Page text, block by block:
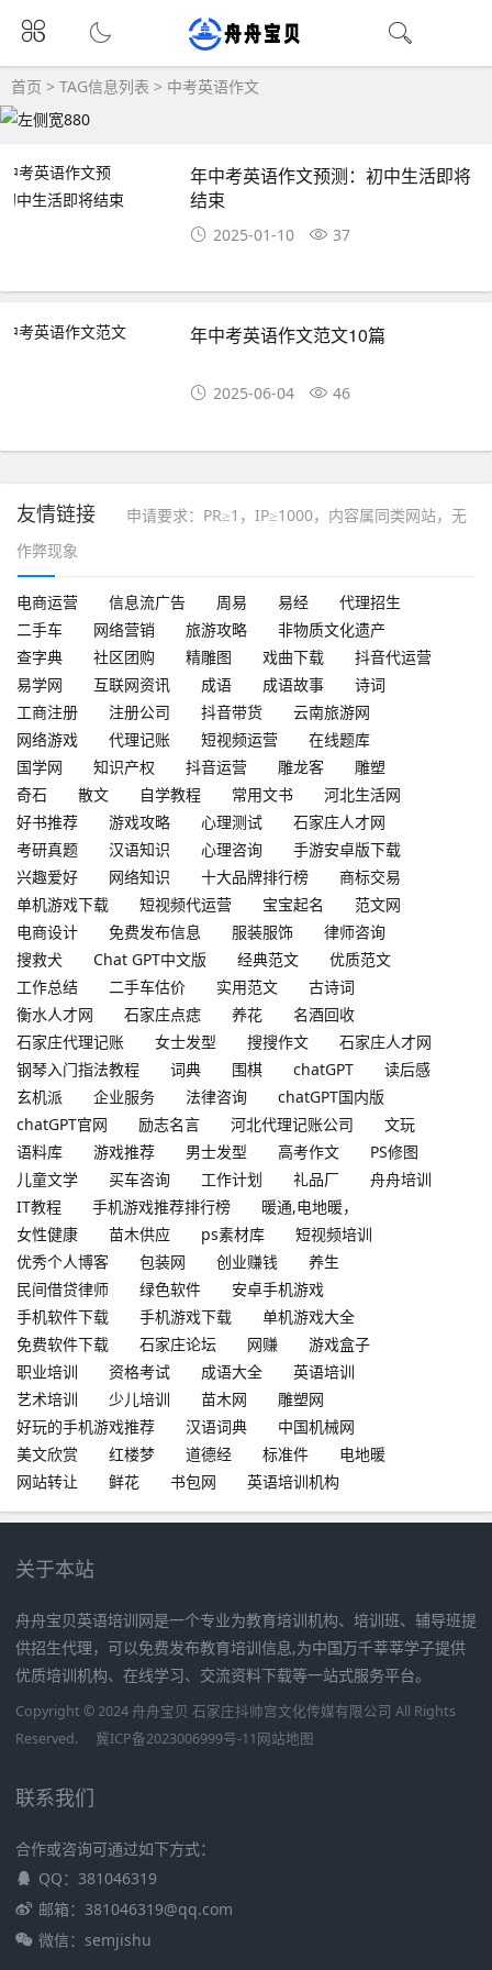
首页 > TAG信息列表 > 中考英语作文
年中考英语作文预测：初中生活即将
结束
2025-01-10 37
年中考英语作文范文10篇
2025-06-04 46
友情链接
申请要求：PR≥1，IP≥1000，内容属同类网站，无
作弊现象
电商运营 信息流广告 周易 易经
代理招生
二手车
网络营销 旅游攻略
非物质文化遗产
查字典
社区团购 精雕图 戏曲下载
抖音代运营
易学网
互联网资讯 成语 成语故事
诗词
工商注册
注册公司 抖音带货
云南旅游网
网络游戏
代理记账 短视频运营
在线题库
国学网
知识产权 抖音运营 雕龙客
雕塑
奇石
散文 自学教程 常用文书
河北生活网
好书推荐
游戏攻略 心理测试
石家庄人才网
考研真题
汉语知识 心理咨询
手游安卓版下载
兴趣爱好
网络知识 十大品牌排行榜
商标交易
单机游戏下载
短视频代运营 宝宝起名
范文网
电商设计
免费发布信息 服装服饰
律师咨询
搜救犬
Chat GPT中文版 经典范文
优质范文
工作总结
二手车估价 实用范文
古诗词
衡水人才网
石家庄点痣 养花
名酒回收
石家庄代理记账
女士发型 搜搜作文
石家庄人才网
钢琴入门指法教程
词典 围棋 chatGPT
读后感
玄机派
企业服务 法律咨询
chatGPT国内版
chatGPT官网
励志名言 河北代理记账公司
文玩
语料库
游戏推荐 男士发型 高考作文
PS修图
儿童文学
买车咨询 工作计划 礼品厂
舟舟培训
IT教程
手机游戏推荐排行榜
暖通,电地暖，
女性健康
苗木供应 ps素材库
短视频培训
优秀个人博客
包装网 创业赚钱
养生
民间借贷律师
绿色软件
安卓手机游戏
手机软件下载
手机游戏下载
单机游戏大全
免费软件下载
石家庄论坛 网赚
游戏盒子
职业培训
资格考试 成语大全
英语培训
艺术培训
少儿培训 苗木网
雕塑网
好玩的手机游戏推荐
汉语词典
中国机械网
美文欣赏
红楼梦 道德经 标准件
电地暖
网站转让
鲜花 书包网 英语培训机构
关于本站
舟舟宝贝英语培训网是一个专业为教育培训机构、培训班、辅导班提
供招生代理，可以免费发布教育培训信息,为中国万千莘莘学子提供
优质培训机构、在线学习、交流资料下载等一站式服务平台。
Copyright © 2024 舟舟宝贝 石家庄抖帅宫文化传媒有限公司 All Rights
Reserved.
冀ICP备2023006999号-11网站地图
联系我们
合作或咨询可通过如下方式：
QQ：381046319
邮箱：381046319@qq.com
微信：semjishu